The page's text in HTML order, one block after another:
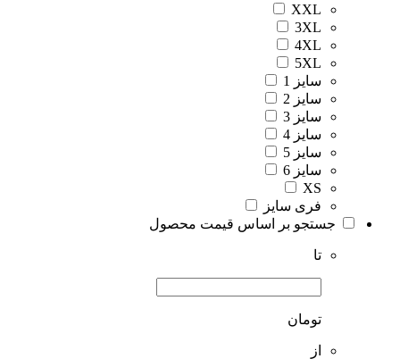
XXL
3XL
4XL
5XL
سایز 1
سایز 2
سایز 3
سایز 4
سایز 5
سایز 6
XS
فری سایز
جستجو بر اساس قیمت محصول
تا
تومان
از